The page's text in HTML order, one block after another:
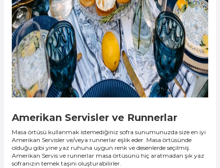
Amerikan Servisler ve Runnerlar
Masa örtüsü kullanmak istemediğiniz sofra sunumunuzda size en iyi
Amerikan Servisler ve/veya runnerlar eşlik eder. Masa örtüsünde
olduğu gibi yine yaz ruhuna uygun renk ve desenlerde seçilmiş
Amerikan Servis ve runnerlar masa örtüsünü hiç aratmadan şık yaz
sofranızın temek taşını oluşturabilirler.